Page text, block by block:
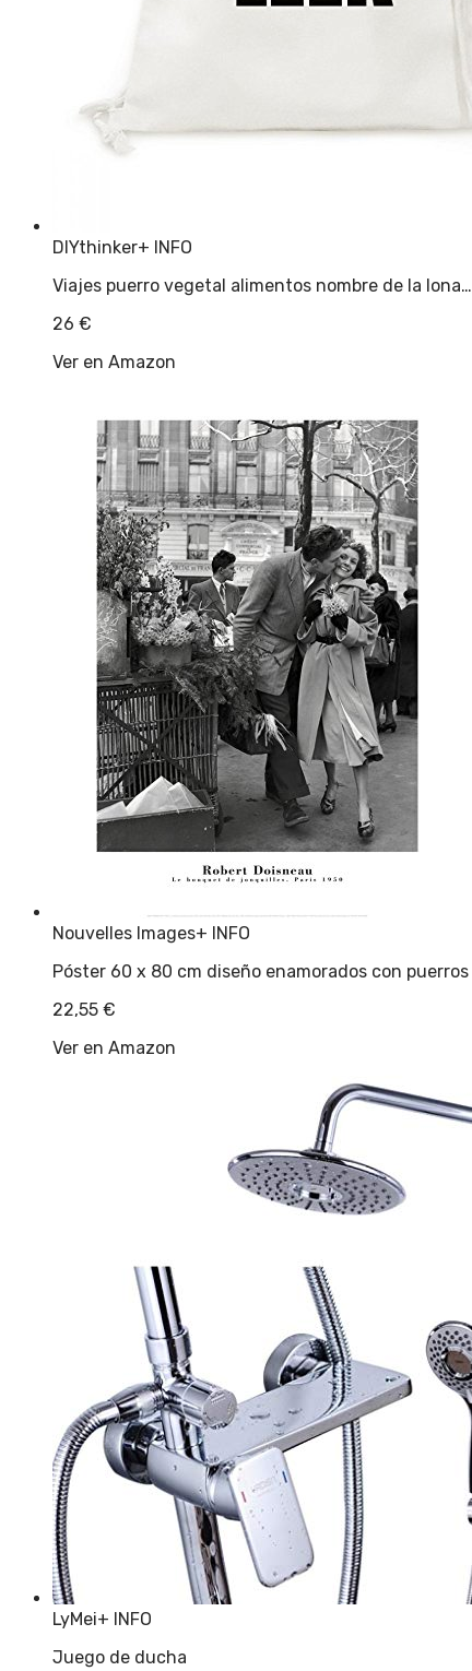
DIYthinker+ INFO
Viajes puerro vegetal alimentos nombre de la lona…
26 €
Ver en Amazon
Nouvelles Images+ INFO
Póster 60 x 80 cm diseño enamorados con puerros
22,55 €
Ver en Amazon
LyMei+ INFO
Juego de ducha